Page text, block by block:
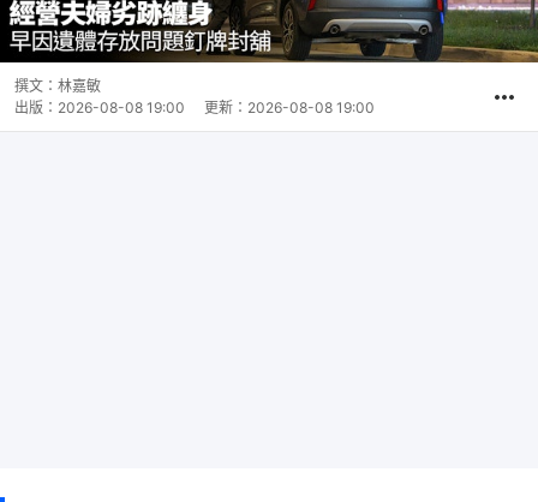
撰文： 林嘉敏
出版： 2026-08-08 19:00 更新： 2026-08-08 19:00